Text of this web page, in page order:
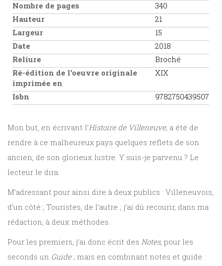
Nombre de pages
340
Hauteur
21
Largeur
15
Date
2018
Reliure
Broché
Ré-édition de l'oeuvre originale
imprimée en
XIX
Isbn 9782750439507
Mon but, en écrivant l’Histoire de Villeneuve, a été de
rendre à ce malheureux pays quelques reflets de son
ancien, de son glorieux lustre. Y suis-je parvenu ? Le
lecteur le dira.
M’adressant pour ainsi dire à deux publics : Villeneuvois,
d’un côté ; Touristes, de l’autre ; j’ai dû recourir, dans ma
rédaction, à deux méthodes.
Pour les premiers, j’ai donc écrit des Notes, pour les
seconds un Guide ; mais en combinant notes et guide :